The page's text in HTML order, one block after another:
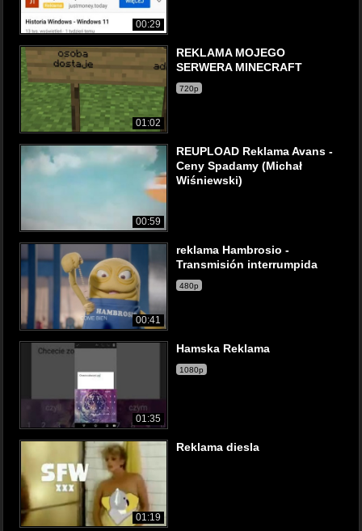
00:29
01:02
REKLAMA MOJEGO
SERWERA MINECRAFT
720p
00:59
REUPLOAD Reklama Avans -
Ceny Spadamy (Michał
Wiśniewski)
00:41
reklama Hambrosio -
Transmisión interrumpida
480p
01:35
Hamska Reklama
1080p
01:19
Reklama diesla